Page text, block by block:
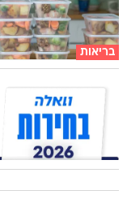
בריאות